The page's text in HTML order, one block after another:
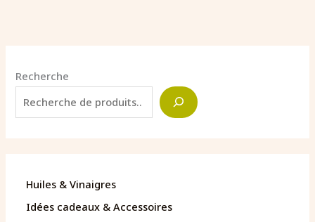
Recherche
Huiles & Vinaigres
Idées cadeaux & Accessoires